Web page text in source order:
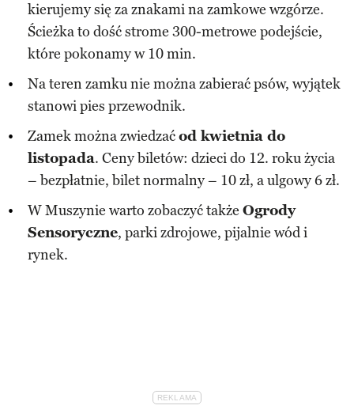
kierujemy się za znakami na zamkowe wzgórze.
Ścieżka to dość strome 300-metrowe podejście,
które pokonamy w 10 min.
Na teren zamku nie można zabierać psów, wyjątek
stanowi pies przewodnik.
Zamek można zwiedzaćod kwietnia do
listopada. Ceny biletów: dzieci do 12. roku życia
– bezpłatnie, bilet normalny – 10 zł, a ulgowy 6 zł.
W Muszynie warto zobaczyć także Ogrody
Sensoryczne, parki zdrojowe, pijalnie wód i
rynek.